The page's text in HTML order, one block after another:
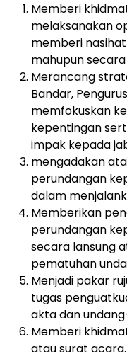
Memberi
melaksanakan
memberi
mahupun
Merancang
Bandar,
memfokuskan
kepentingan
impak kepada
mengadakan
perundangan
dalam
Memberikan
perundangan
secara lansung
pematuhan
Menjadi pakar
tugas
akta dan
Memberi
atau surat acara.